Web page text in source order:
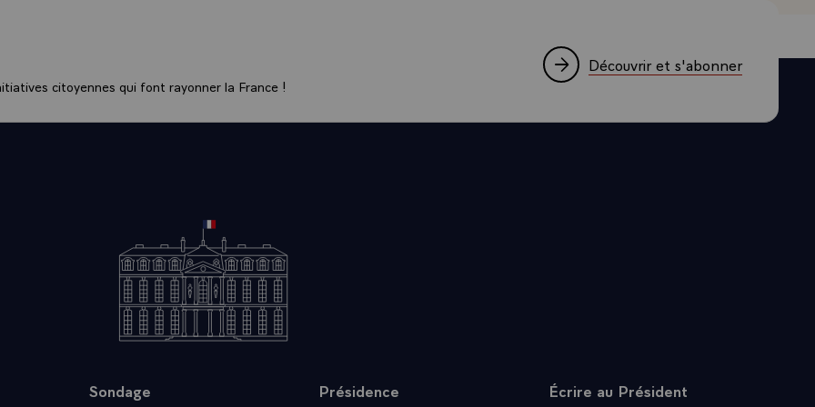
rends hommage aux associations professionnelles, aux entreprises qui
fonctionnement de l¿Etablissement, à ses instances d¿orientation et
Partenaires de l¿ESA, l¿Ecole des Hautes Etudes Commerciales et
de Commerce de Paris apportent la qualité de leurs formations.
du Premier ministre, du Gouverneur et le mien.
exemple de l¿engagement de la France aux côtés du Liban et d¿abord
sa jeunesse ! Quel meilleur symbole de notre volonté d¿aider les jeunes
ici, à Beyrouth, la meilleure formation possible pour devenir
citoyennes qui font rayonner la France !
Découvrir et s'abonner
Sondage Présidence Écrire au Président